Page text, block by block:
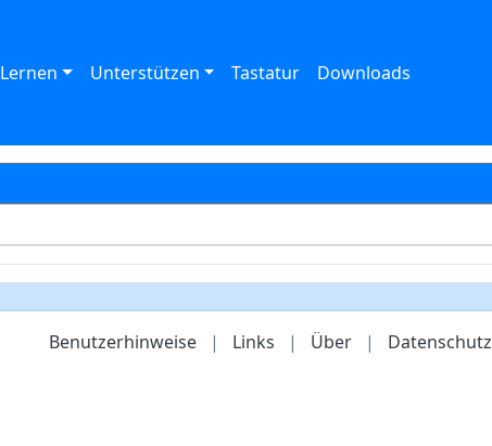
Lernen Unterstützen Tastatur Downloads
Benutzerhinweise | Links | Über | Datenschutz